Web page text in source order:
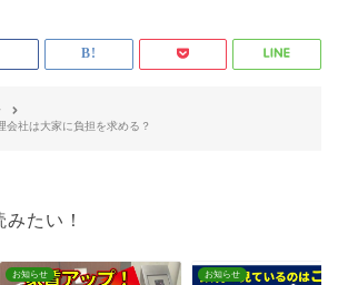
会社は大家に負担を求める？
たい！
お知らせ お知らせ